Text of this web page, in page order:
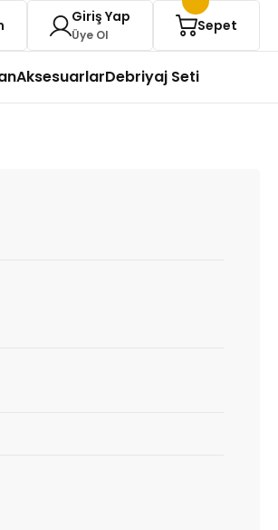
Giriş Yap
Üye Ol
Sepet
AksesuarlarDebriyaj Seti